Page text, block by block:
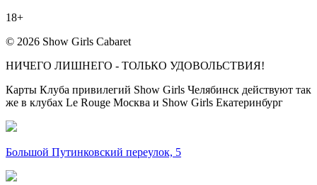
18+
© 2026 Show Girls Cabaret
НИЧЕГО ЛИШНЕГО - ТОЛЬКО УДОВОЛЬСТВИЯ!
Карты Клуба привилегий Show Girls Челябинск действуют так
же в клубах Le Rouge Москва и Show Girls Екатеринбург
Большой Путинковский переулок, 5